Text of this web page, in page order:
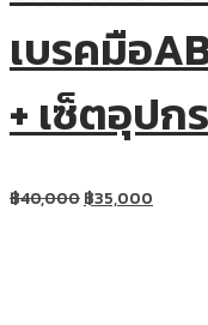
เบรคมือ
+ เซ็ตอุป
฿40,000฿35,000